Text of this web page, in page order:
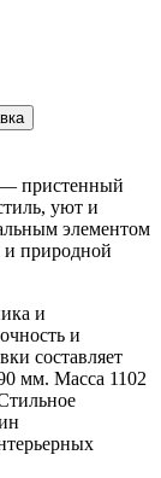
пристенный
уют и
элементом
и природной
и
и
составляет
мм. Масса 1102